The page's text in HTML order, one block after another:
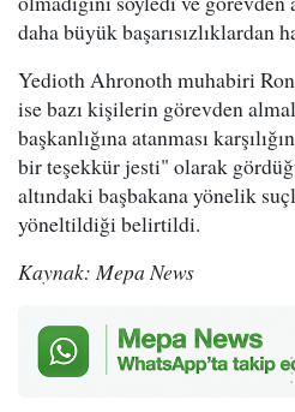
daha büyük başarısızlıklardan
Yedioth Ahronoth muhabiri
ise bazı kişilerin görevden
başkanlığına atanması
bir teşekkür jesti" olarak
altındaki başbakana yönelik
yöneltildiği belirtildi.
Kaynak: Mepa News